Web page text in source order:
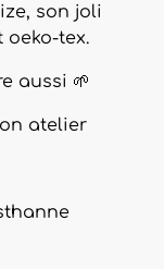
son joli
tex.
aussi 🌱
atelier